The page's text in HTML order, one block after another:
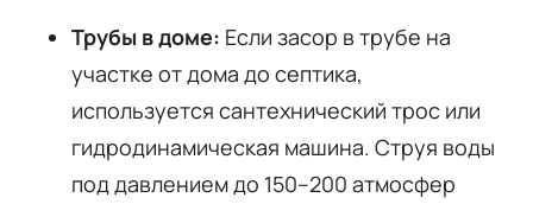
Трубы в доме: Если засор в трубе на
участке от дома до септика,
используется сантехнический трос или
гидродинамическая машина. Струя воды
под давлением до 150–200 атмосфер